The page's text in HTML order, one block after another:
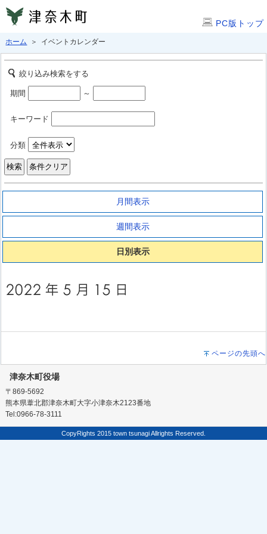
PC版トップ
ホーム ＞ イベントカレンダー
絞り込み検索をする
期間 ～
キーワード
分類
月間表示
週間表示
日別表示
ページの先頭へ
津奈木町役場
〒869-5692
熊本県葦北郡津奈木町大字小津奈木2123番地
Tel:0966-78-3111
CopyRights 2015 town tsunagi Allrights Reserved.